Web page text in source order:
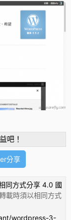
吧！
分享
同方式分享 4.0 國
載時須以相同方式
wordpress-3-